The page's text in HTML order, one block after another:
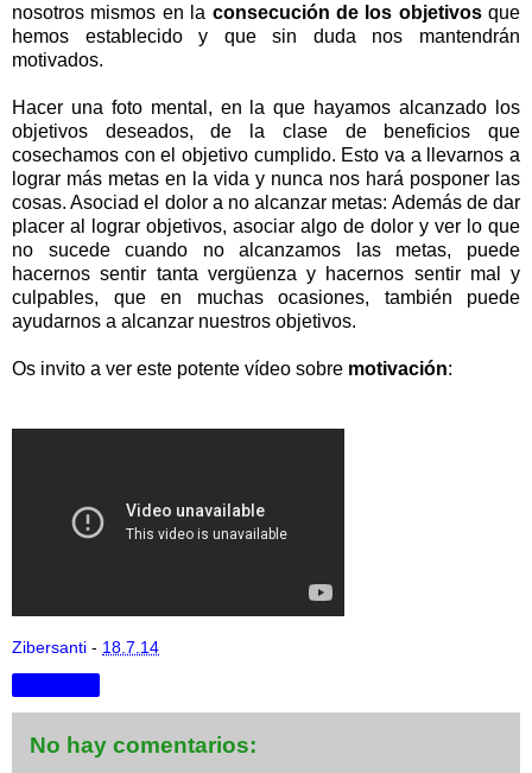
nosotros mismos en la consecución de los objetivosque
hemos establecido y que sin duda nos mantendrán
motivados.
Hacer una foto mental, en la que hayamos alcanzado los
objetivos deseados, de la clase de beneficios que
cosechamos con el objetivo cumplido. Esto va a llevarnos a
lograr más metas en la vida y nunca nos hará posponer las
cosas. Asociad el dolor a no alcanzar metas: Además de dar
placer al lograr objetivos, asociar algo de dolor y ver lo que
no sucede cuando no alcanzamos las metas, puede
hacernos sentir tanta vergüenza y hacernos sentir mal y
culpables, que en muchas ocasiones, también puede
ayudarnos a alcanzar nuestros objetivos.
Os invito a ver este potente vídeo sobre motivación:
Zibersanti - 18.7.14
No hay comentarios: